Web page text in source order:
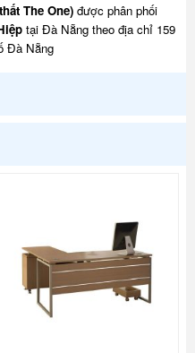
The One)được phân phối
tại Đà Nẵng theo địa chỉ 159
Đà Nẵng